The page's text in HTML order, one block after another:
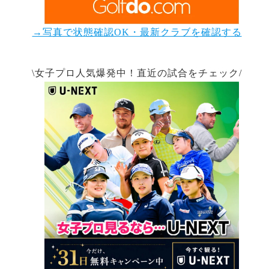
→写真で状態確認OK・最新クラブを確認する
\女子プロ人気爆発中！直近の試合をチェック/